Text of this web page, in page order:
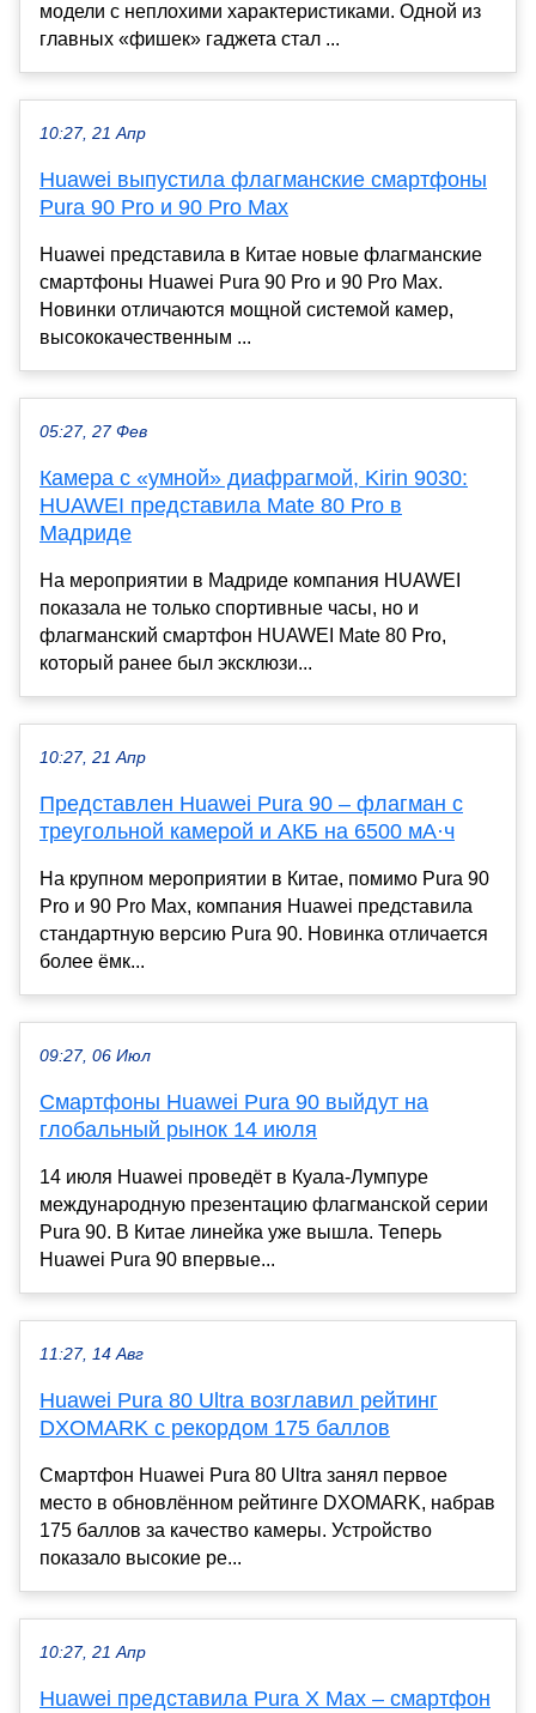
модели с неплохими характеристиками. Одной из
главных «фишек» гаджета стал ...
10:27, 21 Апр
Huawei выпустила флагманские смартфоны
Pura 90 Pro и 90 Pro Max
Huawei представила в Китае новые флагманские
смартфоны Huawei Pura 90 Pro и 90 Pro Max.
Новинки отличаются мощной системой камер,
высококачественным ...
05:27, 27 Фев
Камера с «умной» диафрагмой, Kirin 9030:
HUAWEI представила Mate 80 Pro в
Мадриде
На мероприятии в Мадриде компания HUAWEI
показала не только спортивные часы, но и
флагманский смартфон HUAWEI Mate 80 Pro,
который ранее был эксклюзи...
10:27, 21 Апр
Представлен Huawei Pura 90 – флагман с
треугольной камерой и АКБ на 6500 мА·ч
На крупном мероприятии в Китае, помимо Pura 90
Pro и 90 Pro Max, компания Huawei представила
стандартную версию Pura 90. Новинка отличается
более ёмк...
09:27, 06 Июл
Смартфоны Huawei Pura 90 выйдут на
глобальный рынок 14 июля
14 июля Huawei проведёт в Куала-Лумпуре
международную презентацию флагманской серии
Pura 90. В Китае линейка уже вышла. Теперь
Huawei Pura 90 впервые...
11:27, 14 Авг
Huawei Pura 80 Ultra возглавил рейтинг
DXOMARK с рекордом 175 баллов
Смартфон Huawei Pura 80 Ultra занял первое
место в обновлённом рейтинге DXOMARK, набрав
175 баллов за качество камеры. Устройство
показало высокие ре...
10:27, 21 Апр
Huawei представила Pura X Max – смартфон